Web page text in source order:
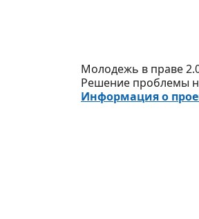
Молодежь в праве
Решение проблемы
Информация о